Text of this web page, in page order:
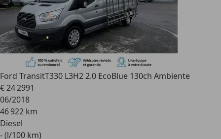
Ford TransitT330 L3H2 2.0 EcoBlue 130ch Ambiente
€ 24 2991
06/2018
46 922 km
Diesel
- (l/100 km)